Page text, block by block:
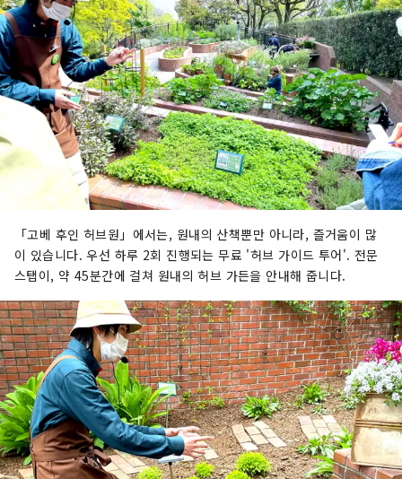
「고베 후인 허브원」에서는, 원내의 산책뿐만 아니라, 즐거움이 많
이 있습니다. 우선 하루 2회 진행되는 무료 '허브 가이드 투어'. 전문
스탭이, 약 45분간에 걸쳐 원내의 허브 가든을 안내해 줍니다.